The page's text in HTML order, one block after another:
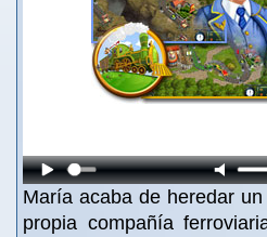
María acaba de heredar
propia compañía